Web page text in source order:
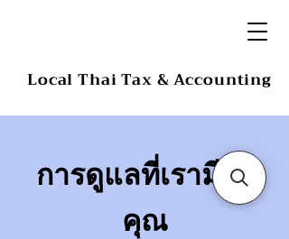
Local Thai Tax & Accounting
การดูแลที่เรามีให้
คุณ